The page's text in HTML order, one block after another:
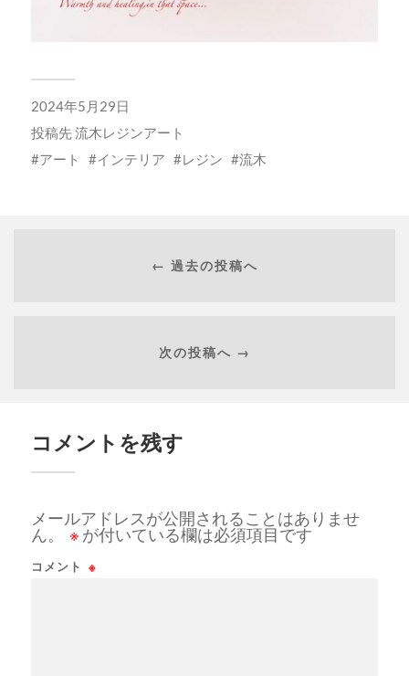
2024年5月29日
投稿先流木レジンアート
アート
インテリア レジン 流木
← 過去の投稿へ
次の投稿へ →
コメントを残す
メールアドレスが公開されることはありませ
ん。
※ が付いている欄は必須項目です
コメント ※